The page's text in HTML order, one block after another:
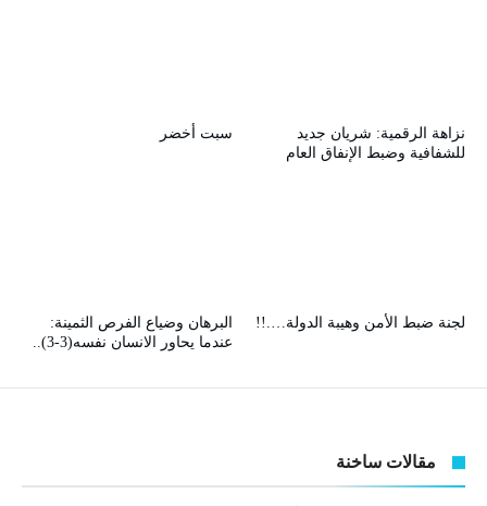
سبت أخضر
نزاهة الرقمية: شريان جديد
للشفافية وضبط الإنفاق العام
البرهان وضياع الفرص الثمينة:
عندما يحاور الانسان نفسه(3-3)..
لجنة ضبط الأمن وهيبة الدولة….!!
مقالات ساخنة